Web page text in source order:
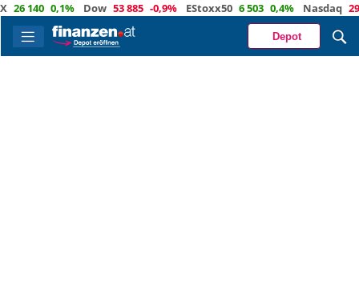
140 0,1% Dow 53 885 -0,9% EStoxx50 6 503 0,4% Nasdaq 29 373
Depot